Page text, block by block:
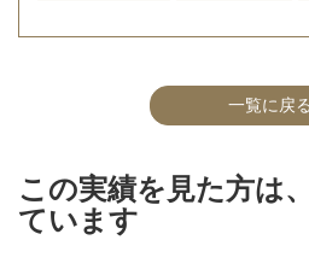
一覧に戻る
この実績を見た方は
ています